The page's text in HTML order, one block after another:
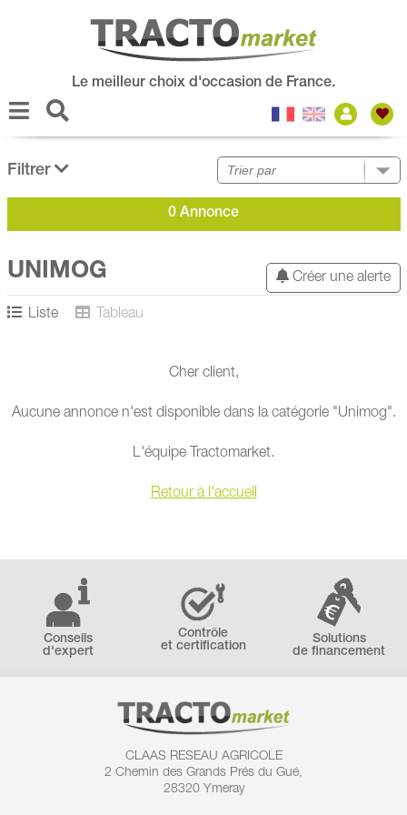
Le meilleur choix d'occasion de France.
Filtrer
0 Annonce
Créer une alerte
UNIMOG
Liste Tableau
Cher client,
Aucune annonce n'est disponible dans la catégorie "Unimog".
L'équipe Tractomarket.
Retour à l'accueil
Conseils
d'expert
Contrôle
et certification
Solutions
de financement
CLAAS RESEAU AGRICOLE
2 Chemin des Grands Prés du Gué,
28320 Ymeray